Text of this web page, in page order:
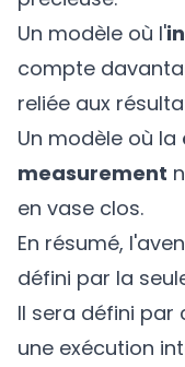
Un modèle où l'
compte
reliée aux
Un modèle où la
measurement
en vase clos.
En résumé,
défini par la
Il sera défini par
une exécution